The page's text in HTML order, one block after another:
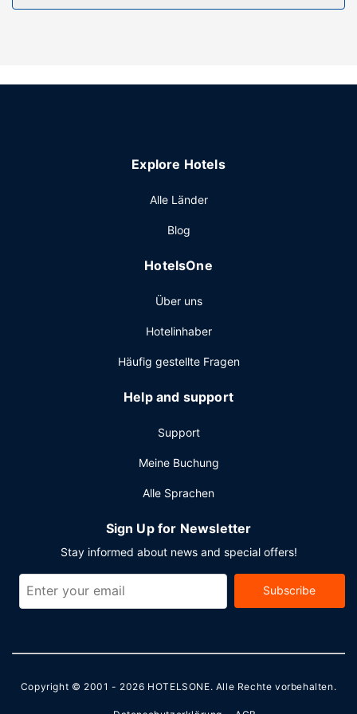
ausgewiesene Raucherbereiche.
Sonstige Einrichtungen
Explore Hotels
Alle Länder
Blog
HotelsOne
Über uns
Hotelinhaber
Häufig gestellte Fragen
Help and support
Support
Meine Buchung
Alle Sprachen
Sign Up for Newsletter
Stay informed about news and special offers!
Subscribe
Copyright © 2001 - 2026 HOTELSONE. Alle Rechte vorbehalten.